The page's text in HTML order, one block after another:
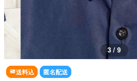
3 / 9
送料込 匿名配送